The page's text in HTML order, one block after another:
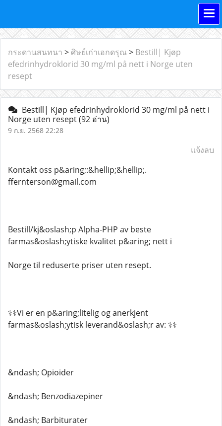
กระดานสนทนา > ศิษย์เก่าเอกดรุณ > Bestill| Kjøp
efedrinhydroklorid 30 mg/ml på nett i Norge uten
resept
Bestill| Kjøp efedrinhydroklorid 30 mg/ml på nett i
Norge uten resept(92 อ่าน)
9 ก.ย. 2568 22:28
แจ้งลบ
Kontakt oss p&aring;:&hellip;&hellip;.
ffernterson@gmail.com
Bestill/kj&oslash;p Alpha-PHP av beste
farmas&oslash;ytiske kvalitet p&aring; nett i
Norge til reduserte priser uten resept.
⚕️⚕️Vi er en p&aring;litelig og anerkjent
farmas&oslash;ytisk leverand&oslash;r av: ⚕️⚕️
&ndash; Opioider
&ndash; Benzodiazepiner
&ndash; Barbiturater